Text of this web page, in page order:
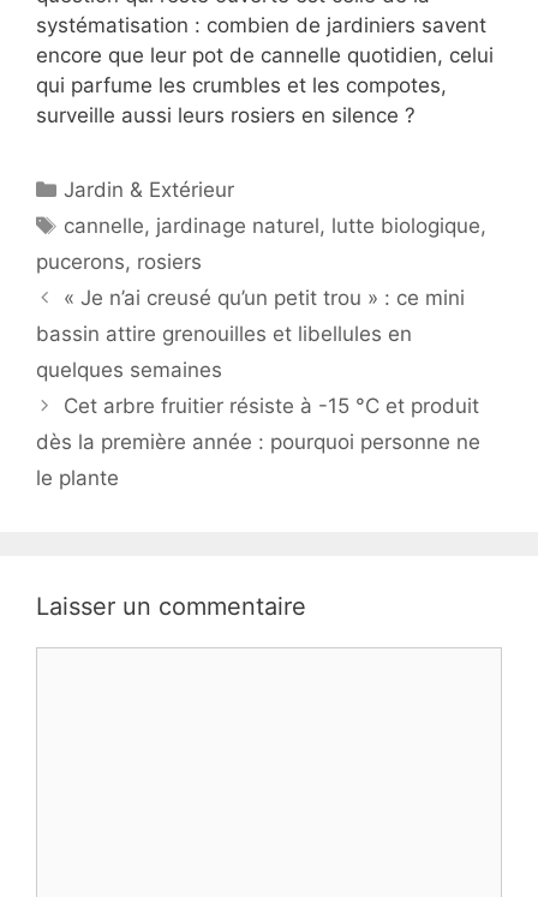
systématisation : combien de jardiniers savent
encore que leur pot de cannelle quotidien, celui
qui parfume les crumbles et les compotes,
surveille aussi leurs rosiers en silence ?
Catégories
Jardin & Extérieur
Étiquettes
cannelle, jardinage naturel, lutte biologique,
pucerons, rosiers
« Je n’ai creusé qu’un petit trou » : ce mini
bassin attire grenouilles et libellules en
quelques semaines
Cet arbre fruitier résiste à -15 °C et produit
dès la première année : pourquoi personne ne
le plante
Laisser un commentaire